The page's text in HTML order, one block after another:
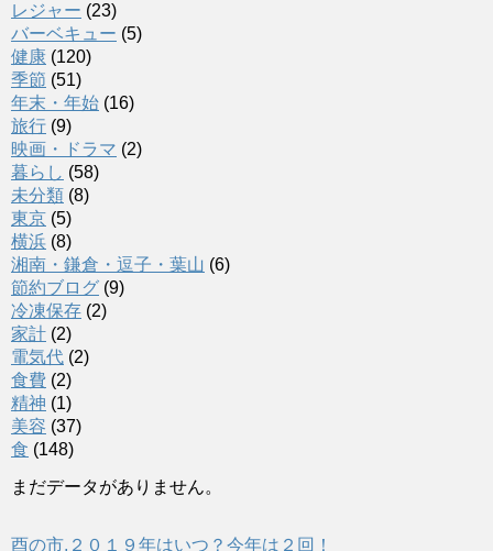
レジャー (23)
バーベキュー (5)
健康 (120)
季節 (51)
年末・年始 (16)
旅行 (9)
映画・ドラマ (2)
暮らし (58)
未分類 (8)
東京 (5)
横浜 (8)
湘南・鎌倉・逗子・葉山 (6)
節約ブログ (9)
冷凍保存 (2)
家計 (2)
電気代 (2)
食費 (2)
精神 (1)
美容 (37)
食 (148)
まだデータがありません。
酉の市,２０１９年はいつ？今年は２回！